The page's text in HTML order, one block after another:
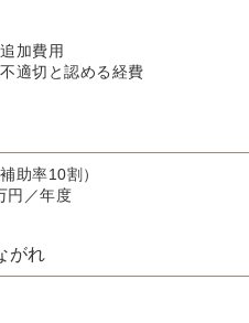
加費用
適切と認める経費
助率10割）
円／年度
がれ